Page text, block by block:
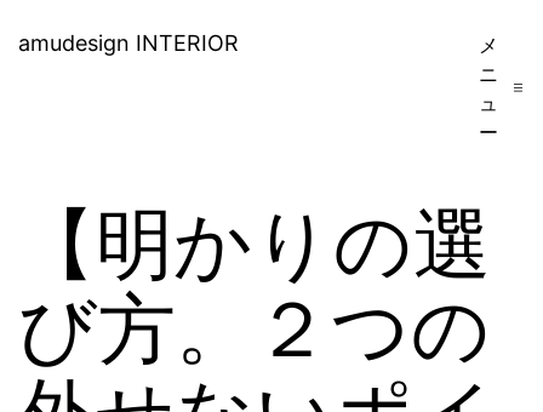
amudesign INTERIOR
メ
ニ
ュ
ー
【明かりの選
び方。２つの